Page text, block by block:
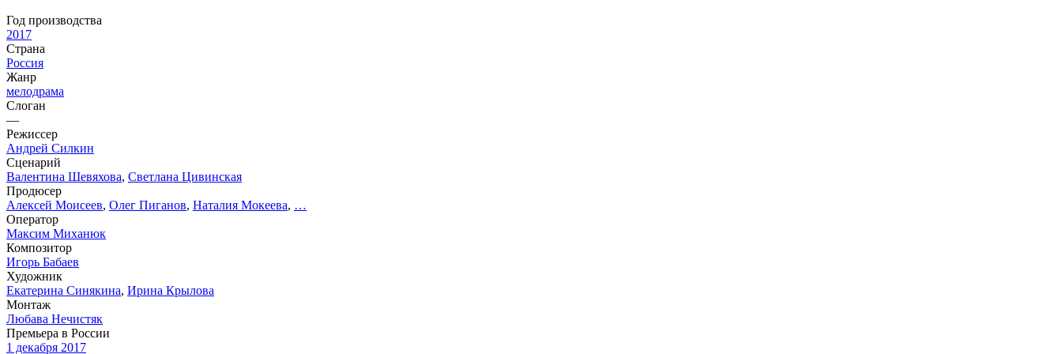
Год производства
2017
Страна
Россия
Жанр
мелодрама
Слоган
—
Режиссер
Андрей Силкин
Сценарий
Валентина Шевяхова, Светлана Цивинская
Продюсер
Алексей Моисеев, Олег Пиганов, Наталия Мокеева, …
Оператор
Максим Миханюк
Композитор
Игорь Бабаев
Художник
Екатерина Синякина, Ирина Крылова
Монтаж
Любава Нечистяк
Премьера в Росcии
1 декабря 2017